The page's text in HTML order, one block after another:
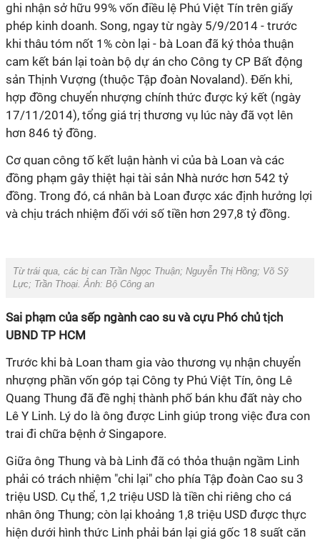
ghi nhận sở hữu 99% vốn điều lệ Phú Việt Tín trên giấy
phép kinh doanh. Song, ngay từ ngày 5/9/2014 - trước
khi thâu tóm nốt 1% còn lại - bà Loan đã ký thỏa thuận
cam kết bán lại toàn bộ dự án cho Công ty CP Bất động
sản Thịnh Vượng (thuộc Tập đoàn Novaland). Đến khi,
hợp đồng chuyển nhượng chính thức được ký kết (ngày
17/11/2014), tổng giá trị thương vụ lúc này đã vọt lên
hơn 846 tỷ đồng.
Cơ quan công tố kết luận hành vi của bà Loan và các
đồng phạm gây thiệt hại tài sản Nhà nước hơn 542 tỷ
đồng. Trong đó, cá nhân bà Loan được xác định hưởng lợi
và chịu trách nhiệm đối với số tiền hơn 297,8 tỷ đồng.
Từ trái qua, các bị can Trần Ngọc Thuận; Nguyễn Thị Hồng; Võ Sỹ
Lực; Trần Thoại. Ảnh: Bộ Công an
Sai phạm của sếp ngành cao su và cựu Phó chủ tịch
UBND TP HCM
Trước khi bà Loan tham gia vào thương vụ nhận chuyển
nhượng phần vốn góp tại Công ty Phú Việt Tín, ông Lê
Quang Thung đã đề nghị thành phố bán khu đất này cho
Lê Y Linh. Lý do là ông được Linh giúp trong việc đưa con
trai đi chữa bệnh ở Singapore.
Giữa ông Thung và bà Linh đã có thỏa thuận ngầm Linh
phải có trách nhiệm "chi lại" cho phía Tập đoàn Cao su 3
triệu USD. Cụ thể, 1,2 triệu USD là tiền chi riêng cho cá
nhân ông Thung; còn lại khoảng 1,8 triệu USD được thực
hiện dưới hình thức Linh phải bán lại giá gốc 18 suất căn